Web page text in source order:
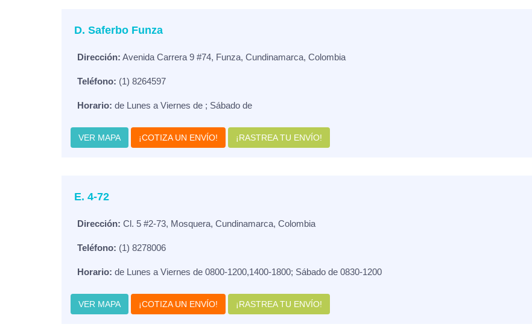
D. Saferbo Funza
Dirección: Avenida Carrera 9 #74, Funza, Cundinamarca, Colombia
Teléfono: (1) 8264597
Horario: de Lunes a Viernes de ; Sábado de
VER MAPA ¡COTIZA UN ENVÍO! ¡RASTREA TU ENVÍO!
E. 4-72
Dirección: Cl. 5 #2-73, Mosquera, Cundinamarca, Colombia
Teléfono: (1) 8278006
Horario: de Lunes a Viernes de 0800-1200,1400-1800; Sábado de 0830-1200
VER MAPA ¡COTIZA UN ENVÍO! ¡RASTREA TU ENVÍO!